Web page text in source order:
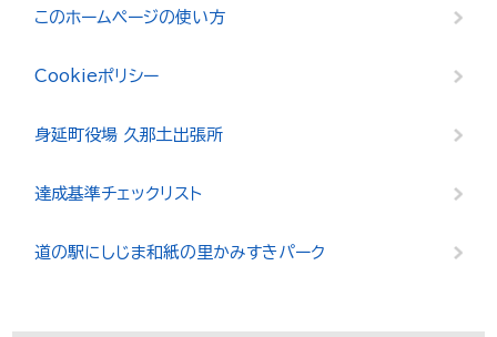
このホームページの使い方
Cookieポリシー
身延町役場 久那土出張所
達成基準チェックリスト
道の駅にしじま和紙の里かみすきパーク